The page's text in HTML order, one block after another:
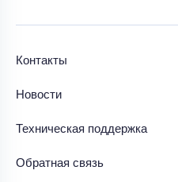
Контакты
Новости
Техническая поддержка
Обратная связь